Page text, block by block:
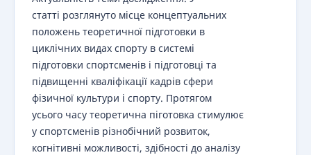
статті розглянуто місце концептуальних
положень теоретичної підготовки в
циклічних видах спорту в системі
підготовки спортсменів і підготовці та
підвищенні кваліфікації кадрів сфери
фізичної культури і спорту. Протягом
усього часу теоретична піготовка стимулює
у спортсменів різнобічний розвиток,
когнітивні можливості, здібності до аналізу